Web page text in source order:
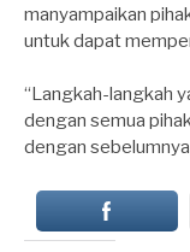
manyampaikan
untuk dapat
“Langkah-langkah
dengan semua
dengan